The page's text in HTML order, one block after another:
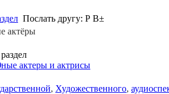
Послать другу: Р В±
актёры
актеры и актрисы
, Художественного,